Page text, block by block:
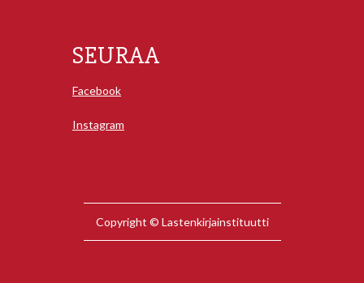
SEURAA
Facebook
Instagram
Copyright © Lastenkirjainstituutti